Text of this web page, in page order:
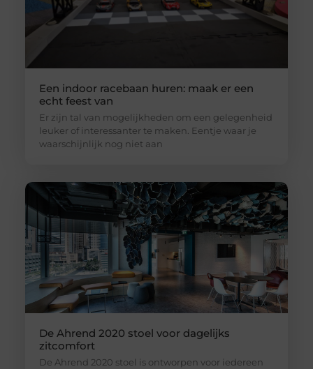
Een indoor racebaan huren: maak er een
echt feest van
Er zijn tal van mogelijkheden om een gelegenheid
leuker of interessanter te maken. Eentje waar je
waarschijnlijk nog niet aan
De Ahrend 2020 stoel voor dagelijks
zitcomfort
De Ahrend 2020 stoel is ontworpen voor iedereen